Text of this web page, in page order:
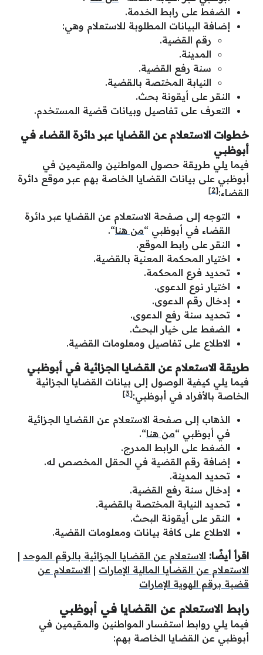
الضغط على رابط الخدمة.
إضافة البيانات المطلوبة للاستعلام وهي:
رقم القضية.
المدينة.
سنة رفع القضية.
النيابة المختصة بالقضية.
النقر على أيقونة بحث.
التعرف على تفاصيل وبيانات قضية المستخدم.
خطوات الاستعلام عن القضايا عبر دائرة القضاء في
أبوظبي
فيما يلي طريقة حصول المواطنين والمقيمين في
أبوظبي على بيانات القضايا الخاصة بهم عبر موقع دائرة
القضاء:[2]
التوجه إلى صفحة الاستعلام عن القضايا عبر دائرة
القضاء في أبوظبي “من هنا“.
النقر على رابط الموقع.
اختيار المحكمة المعنية بالقضية.
تحديد فرع المحكمة.
اختيار نوع الدعوى.
إدخال رقم الدعوى.
تحديد سنة رفع الدعوى.
الضغط على خيار البحث.
الاطلاع على تفاصيل ومعلومات القضية.
طريقة الاستعلام عن القضايا الجزائية في أبوظبي
فيما يلي كيفية الوصول إلى بيانات القضايا الجزائية
الخاصة بالأفراد في أبوظبي:[3]
الذهاب إلى صفحة الاستعلام عن القضايا الجزائية
في أبوظبي “من هنا“.
الضغط على الرابط المدرج.
إضافة رقم القضية في الحقل المخصص له.
تحديد المدينة.
إدخال سنة رفع القضية.
تحديد النيابة المختصة بالقضية.
النقر على أيقونة البحث.
الاطلاع على كافة بيانات ومعلومات القضية.
اقرأ أيضًا: الاستعلام عن القضايا الجزائية بالرقم الموحد |
الاستعلام عن القضايا المالية الإمارات | الاستعلام عن
قضية برقم الهوية الإمارات
رابط الاستعلام عن القضايا في أبوظبي
فيما يلي روابط استفسار المواطنين والمقيمين في
أبوظبي عن القضايا الخاصة بهم: